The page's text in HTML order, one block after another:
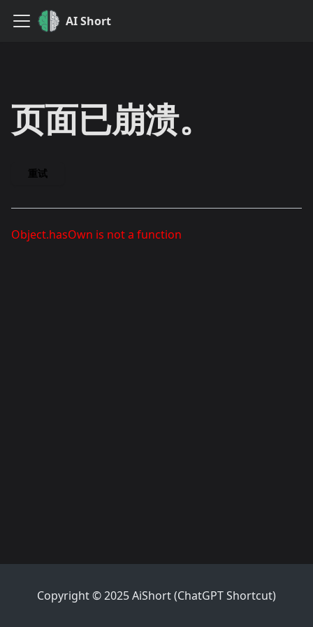
AI Short
页面已崩溃。
重试
Object.hasOwn is not a function
Copyright © 2025 AiShort (ChatGPT Shortcut)